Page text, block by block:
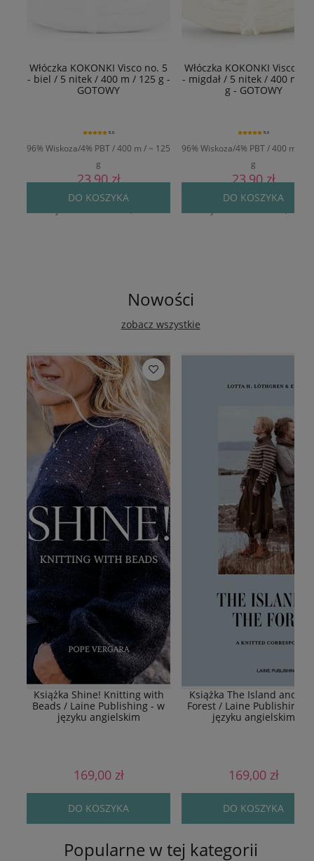
Włóczka KOKONKI Visco no. 5
- biel / 5 nitek / 400 m / 125 g -
GOTOWY
96% Wiskoza/4% PBT / 400 m / ~ 125
g
5.0
23,90 zł
Cena regularna:29,90 zł
DO KOSZYKA
Włóczka KOKONKI Visco
- migdał / 5 nitek / 400 m /
g - GOTOWY
96% Wiskoza/4% PBT / 400 m / ~
g
5.0
23,90 zł
Cena regularna:29,90 zł
DO KOSZYKA
Nowości
zobacz wszystkie
Książka Shine! Knitting with
Beads / Laine Publishing - w
języku angielskim
169,00 zł
DO KOSZYKA
Książka The Island and
Forest / Laine Publishing -
języku angielskim
169,00 zł
DO KOSZYKA
Popularne w tej kategorii